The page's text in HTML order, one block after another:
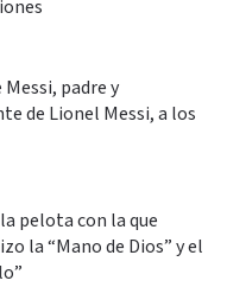
padre y
de Lionel Messi, a los
pelota con la que
la “Mano de Dios” y el